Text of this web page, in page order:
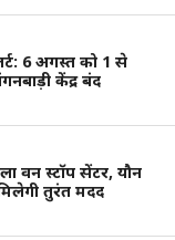
6 अगस्त को 1 से
केंद्र बंद
वन स्टॉप सेंटर, यौन
तुरंत मदद